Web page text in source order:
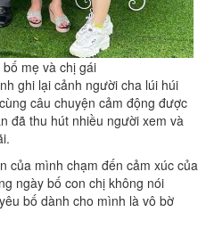
mẹ và chị gái
ghi lại cảnh người cha lúi húi
câu chuyện cảm động được
đã thu hút nhiều người xem và
của mình chạm đến cảm xúc của
ngày bố con chị không nói
bố dành cho mình là vô bờ